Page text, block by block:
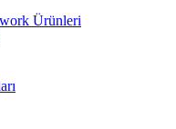
Ürünleri